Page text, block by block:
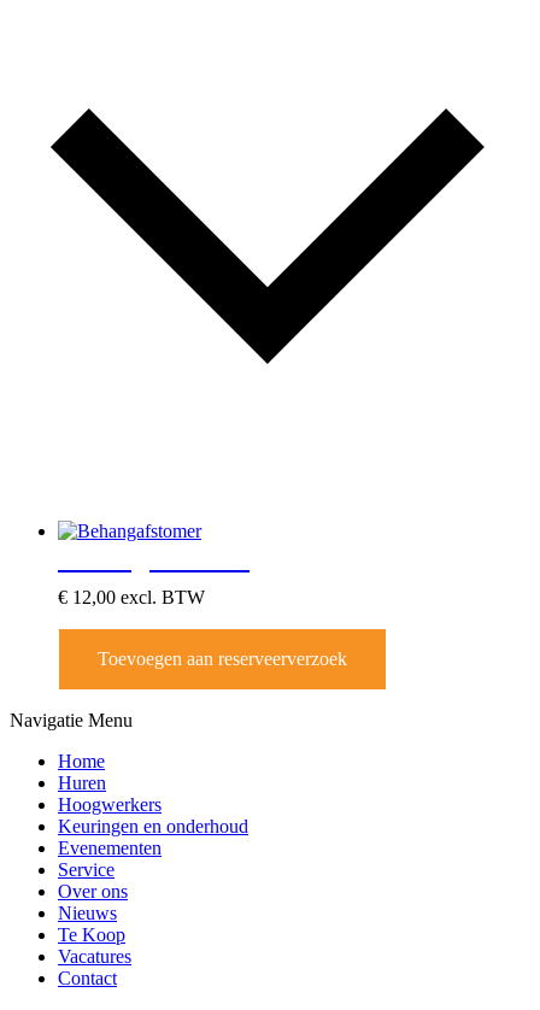
€ 12,00 excl. BTW
Toevoegen aan reserveerverzoek
Navigatie Menu
Home
Huren
Hoogwerkers
Keuringen en onderhoud
Evenementen
Service
Over ons
Nieuws
Te Koop
Vacatures
Contact